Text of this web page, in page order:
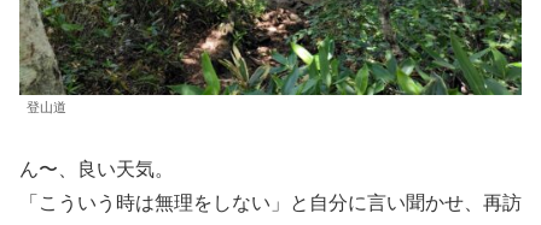
登山道
ん〜、良い天気。
「こういう時は無理をしない」と自分に言い聞かせ、再訪